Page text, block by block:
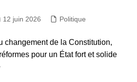
12 juin 2026 Politique